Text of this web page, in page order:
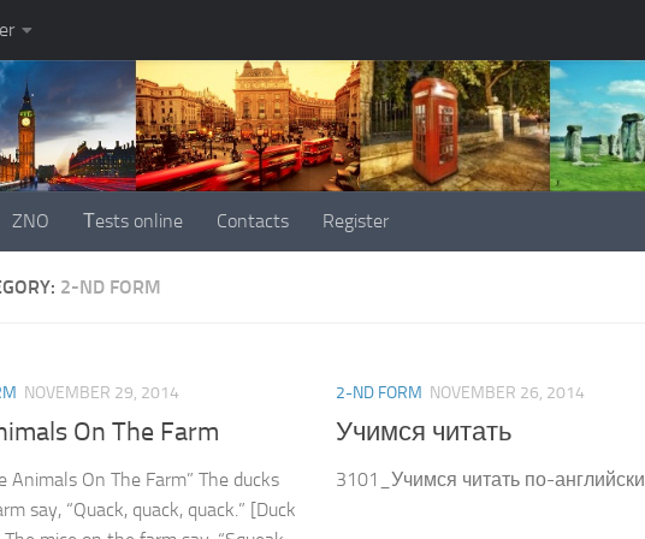
ZNO Тests online Contacts Register
2-ND FORM
NOVEMBER 29, 2014
On The Farm
Animals On The Farm” The ducks
say, “Quack, quack, quack.” [Duck
2-ND FORM NOVEMBER 26, 2014
Учимся читать
3101_Учимся читать по-английски